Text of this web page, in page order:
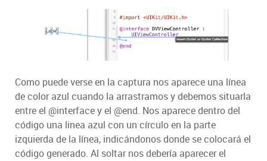
Como puede verse en la captura nos aparece una línea
de color azul cuando la arrastramos y debemos situarla
entre el @interface y el @end. Nos aparece dentro del
código una linea azul con un círculo en la parte
izquierda de la línea, indicándonos donde se colocará el
código generado. Al soltar nos debería aparecer el